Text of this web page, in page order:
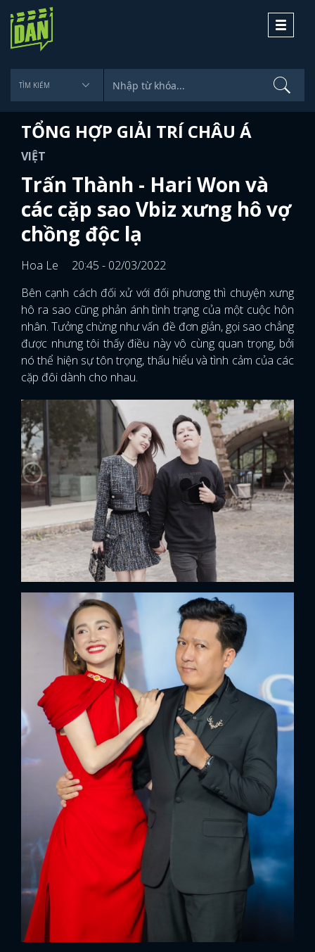
Toggle
TỔNG HỢP GIẢI TRÍ CHÂU Á
VIỆT
Trấn Thành - Hari Won và
các cặp sao Vbiz xưng hô vợ
chồng độc lạ
Hoa Le
20:45 - 02/03/2022
Bên cạnh cách đối xử với đối phương thì chuyện xưng
hô ra sao cũng phản ánh tình trạng của một cuộc hôn
nhân. Tưởng chừng như vấn đề đơn giản, gọi sao chẳng
được nhưng tôi thấy điều này vô cùng quan trọng, bởi
nó thể hiện sự tôn trọng, thấu hiểu và tình cảm của các
cặp đôi dành cho nhau.